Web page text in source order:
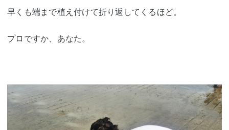
早くも端まで植え付けて折り返してくるほど。
プロですか、あなた。